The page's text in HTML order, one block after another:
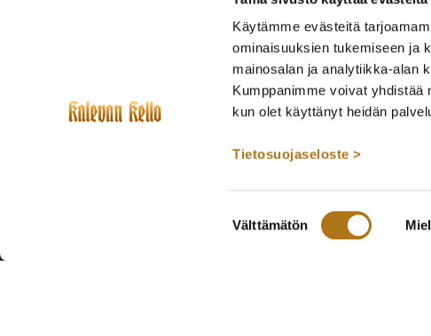
Käytämme evästeitä
ominaisuuksien tukemiseen ja
mainosalan ja analytiikka-alan
Kumppanimme voivat yhdistää
kun olet käyttänyt heidän
Tietosuojaseloste >
valinta
Välttämätön